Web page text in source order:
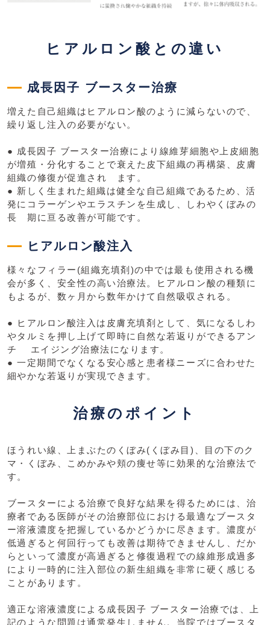
ヒアルロン酸との違い
成長因子 ブースター治療
増えた自己組織はヒアルロン酸のように減らないので、
繰り返し注入の必要がない。
● 成長因子 ブースター治療により線維芽細胞や上皮細胞
が増殖・分化することで衰えた皮下組織の再構築、皮膚
組織の修復が促進され ます。
● 新しく生まれた組織は健全な自己組織であるため、活
発にコラーゲンやエラスチンを生成し、しわやくぼみの
⻑ 期に亘る改善が可能です。
ヒアルロン酸注入
様々なフィラー(組織充填剤)の中では最も使用される機
会が多く、安全性の高い治療法。ヒアルロン酸の種類に
もよるが、数ヶ月から数年かけて自然吸収される。
● ヒアルロン酸注入は皮膚充填剤として、気になるしわ
やタルミを押し上げて即時に自然な若返りができるアン
チ エイジング治療法になります。
● 一定期間でなくなる安心感と患者様ニーズに合わせた
細やかな若返りが実現できます。
治療のポイント
ほうれい線、上まぶたのくぼみ(くぼみ目)、目の下のク
マ・くぼみ、こめかみや頬の痩せ等に効果的な治療法で
す。
ブースターによる治療で良好な結果を得るためには、治
療者である医師がその治療部位における最適なブースタ
ー溶液濃度を把握しているかどうかに尽きます。濃度が
低過ぎると何回行っても改善は期待できませんし、だか
らといって濃度が高過ぎると修復過程での線維形成過多
により一時的に注入部位の新生組織を非常に硬く感じる
ことがあります。
適正な溶液濃度による成長因子 ブースター治療では、上
記のような問題は通常発生しません。当院ではブースタ